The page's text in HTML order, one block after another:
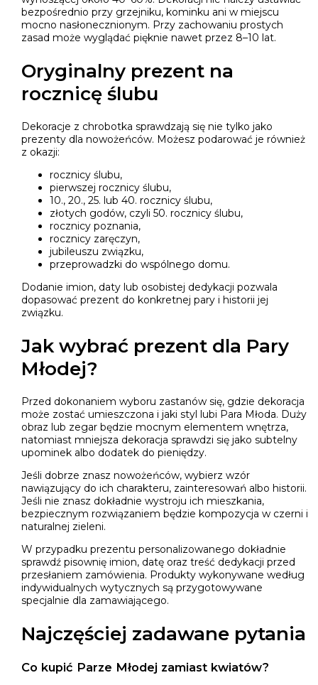
bezpośrednio przy grzejniku, kominku ani w miejscu
mocno nasłonecznionym. Przy zachowaniu prostych
zasad może wyglądać pięknie nawet przez 8–10 lat.
Oryginalny prezent na
rocznicę ślubu
Dekoracje z chrobotka sprawdzają się nie tylko jako
prezenty dla nowożeńców. Możesz podarować je również
z okazji:
rocznicy ślubu,
pierwszej rocznicy ślubu,
10., 20., 25. lub 40. rocznicy ślubu,
złotych godów, czyli 50. rocznicy ślubu,
rocznicy poznania,
rocznicy zaręczyn,
jubileuszu związku,
przeprowadzki do wspólnego domu.
Dodanie imion, daty lub osobistej dedykacji pozwala
dopasować prezent do konkretnej pary i historii jej
związku.
Jak wybrać prezent dla Pary
Młodej?
Przed dokonaniem wyboru zastanów się, gdzie dekoracja
może zostać umieszczona i jaki styl lubi Para Młoda. Duży
obraz lub zegar będzie mocnym elementem wnętrza,
natomiast mniejsza dekoracja sprawdzi się jako subtelny
upominek albo dodatek do pieniędzy.
Jeśli dobrze znasz nowożeńców, wybierz wzór
nawiązujący do ich charakteru, zainteresowań albo historii.
Jeśli nie znasz dokładnie wystroju ich mieszkania,
bezpiecznym rozwiązaniem będzie kompozycja w czerni i
naturalnej zieleni.
W przypadku prezentu personalizowanego dokładnie
sprawdź pisownię imion, datę oraz treść dedykacji przed
przesłaniem zamówienia. Produkty wykonywane według
indywidualnych wytycznych są przygotowywane
specjalnie dla zamawiającego.
Najczęściej zadawane pytania
Co kupić Parze Młodej zamiast kwiatów?